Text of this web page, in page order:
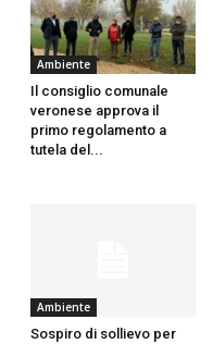
Ambiente
Il consiglio comunale
veronese approva il
primo regolamento a
tutela del...
Ambiente
Sospiro di sollievo per